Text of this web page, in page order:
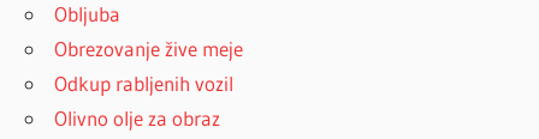
Obljuba
Obrezovanje žive meje
Odkup rabljenih vozil
Olivno olje za obraz